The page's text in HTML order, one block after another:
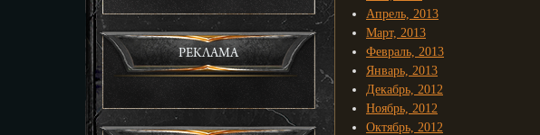
РЕКЛАМА
Апрель, 2013
Март, 2013
Февраль, 2013
Январь, 2013
Декабрь, 2012
Ноябрь, 2012
Октябрь, 2012